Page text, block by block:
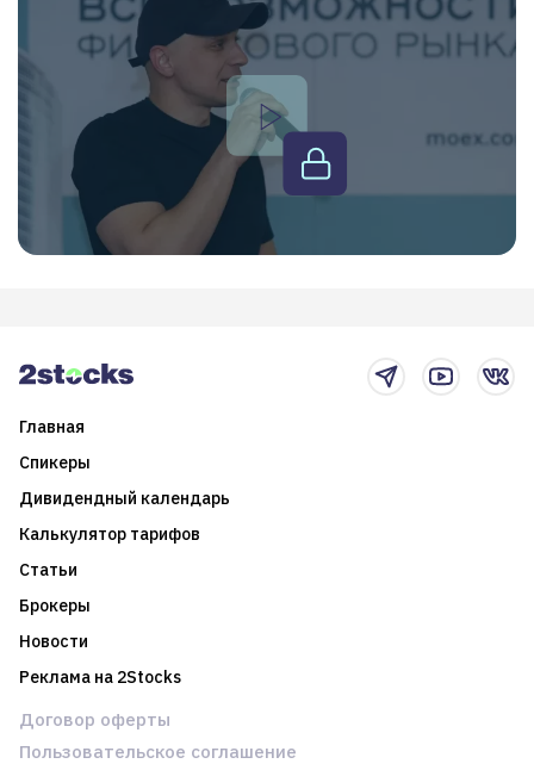
Главная
Спикеры
Дивидендный календарь
Калькулятор тарифов
Статьи
Брокеры
Новости
Реклама на 2Stocks
Договор оферты
Пользовательское соглашение